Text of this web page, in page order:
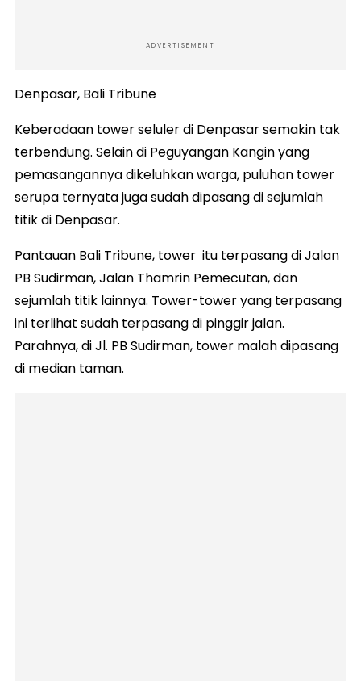
ADVERTISEMENT
Denpasar, Bali Tribune
Keberadaan tower seluler di Denpasar semakin tak
terbendung. Selain di Peguyangan Kangin yang
pemasangannya dikeluhkan warga, puluhan tower
serupa ternyata juga sudah dipasang di sejumlah
titik di Denpasar.
Pantauan Bali Tribune, tower itu terpasang di Jalan
PB Sudirman, Jalan Thamrin Pemecutan, dan
sejumlah titik lainnya. Tower-tower yang terpasang
ini terlihat sudah terpasang di pinggir jalan.
Parahnya, di Jl. PB Sudirman, tower malah dipasang
di median taman.